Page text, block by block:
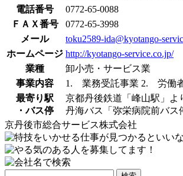
電話番号
0772-65-0088
ＦＡＸ番号
0772-65-3998
メール
toku2589-ida@kyotango-
ホームページ http://kyotango-service.co.jp/
業種
卸小売・サービス業
事業内容
1. 業務受託事業 2. 労働
最寄り駅
・バス停
京都丹後鉄道「峰山駅」よ
丹海バス「弥栄病院前バス
京丹後市総合サービス株式会社